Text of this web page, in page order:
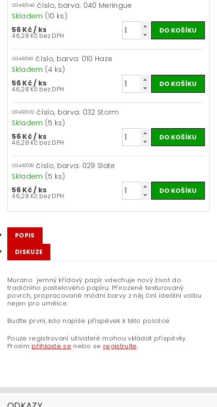
12349/040 číslo, barva: 040 Meringue
Skladem (10 ks)
56 Kč/ ks
46,28 Kč bez DPH
12349/010 číslo, barva: 010 Haze
Skladem (4 ks)
56 Kč/ ks
46,28 Kč bez DPH
12349/032 číslo, barva: 032 Storm
Skladem (5 ks)
56 Kč/ ks
46,28 Kč bez DPH
12349/029 číslo, barva: 029 Slate
Skladem (5 ks)
56 Kč/ ks
46,28 Kč bez DPH
POPIS
DISKUZE
Murano jemný křídový papír vdechuje nový život do
tradičního pastelového papíru. Přirozeně texturovaný
povrch, propracované módní barvy z něj činí ideální volbu
nejen pro umělce.
Buďte první, kdo napíše příspěvek k této položce.
Pouze registrovaní uživatelé mohou vkládat příspěvky.
Prosím přihlaste se nebo se registrujte.